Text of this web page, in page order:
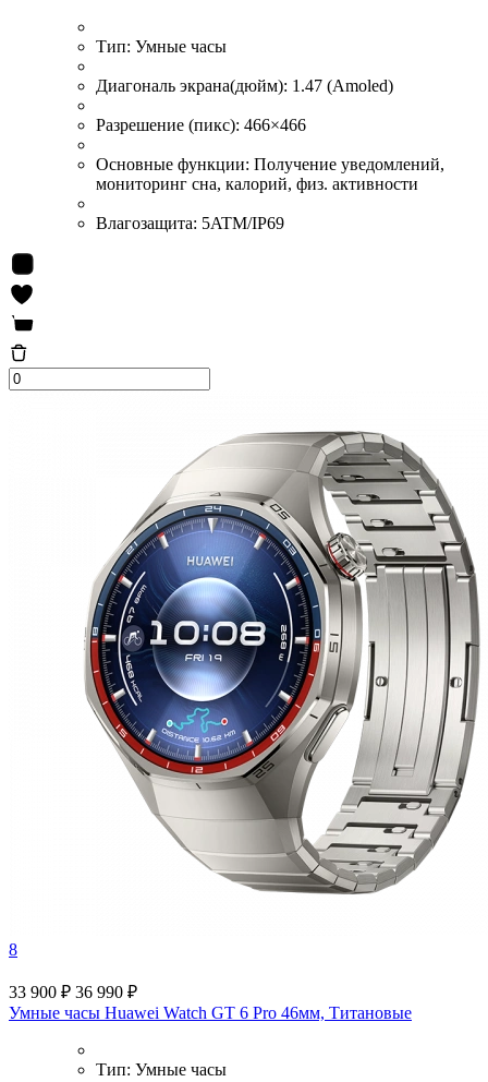
Тип: Умные часы
Диагональ экрана(дюйм): 1.47 (Amoled)
Разрешение (пикс): 466×466
Основные функции: Получение уведомлений,
мониторинг сна, калорий, физ. активности
Влагозащита: 5ATM/IP69
8
33 900 ₽ 36 990 ₽
Умные часы Huawei Watch GT 6 Pro 46мм, Титановые
Тип: Умные часы